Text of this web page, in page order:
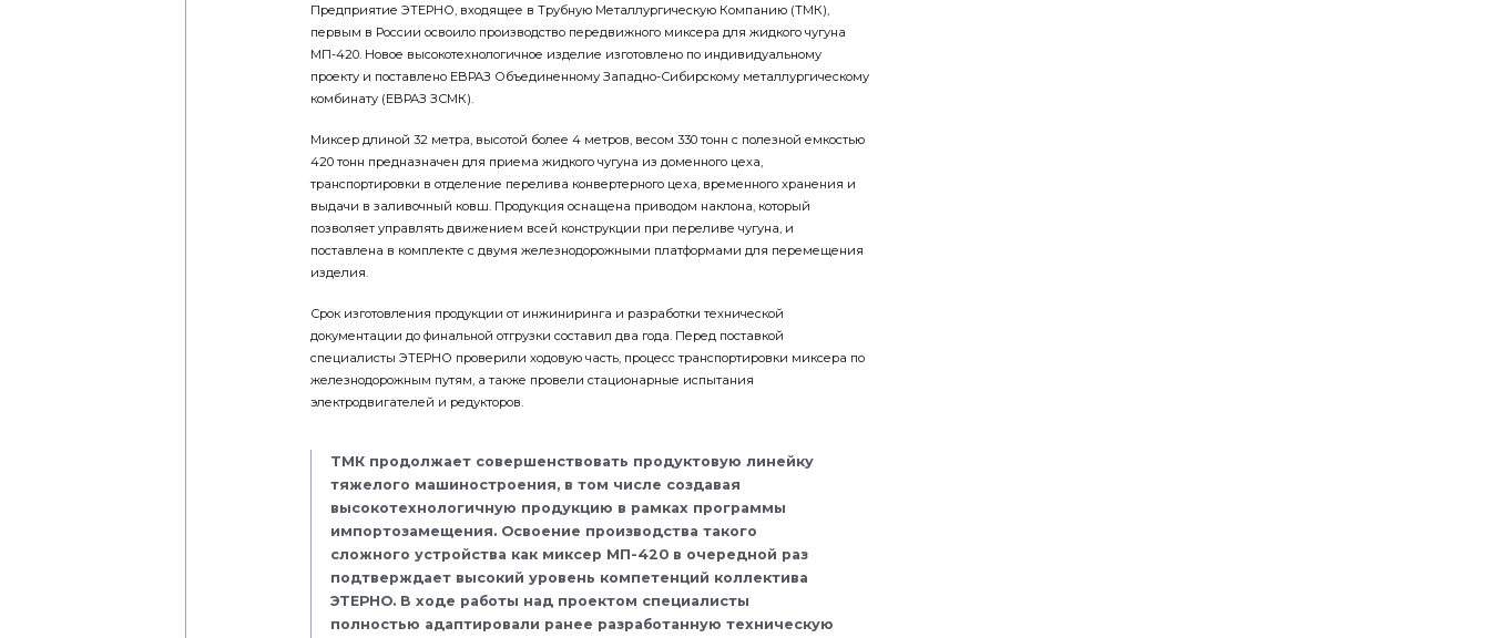
Предприятие ЭТЕРНО, входящее в Трубную Металлургическую Компанию (ТМК),
первым в России освоило производство передвижного миксера для жидкого чугуна
МП-420. Новое высокотехнологичное изделие изготовлено по индивидуальному
проекту и поставлено ЕВРАЗ Объединенному Западно-Сибирскому металлургическому
комбинату (ЕВРАЗ ЗСМК).
Миксер длиной 32 метра, высотой более 4 метров, весом 330 тонн с полезной емкостью
420 тонн предназначен для приема жидкого чугуна из доменного цеха,
транспортировки в отделение перелива конвертерного цеха, временного хранения и
выдачи в заливочный ковш. Продукция оснащена приводом наклона, который
позволяет управлять движением всей конструкции при переливе чугуна, и
поставлена в комплекте с двумя железнодорожными платформами для перемещения
изделия.
Срок изготовления продукции от инжиниринга и разработки технической
документации до финальной отгрузки составил два года. Перед поставкой
специалисты ЭТЕРНО проверили ходовую часть, процесс транспортировки миксера по
железнодорожным путям, а также провели стационарные испытания
электродвигателей и редукторов.
ТМК продолжает совершенствовать продуктовую линейку
тяжелого машиностроения, в том числе создавая
высокотехнологичную продукцию в рамках программы
импортозамещения. Освоение производства такого
сложного устройства как миксер МП-420 в очередной раз
подтверждает высокий уровень компетенций коллектива
ЭТЕРНО. В ходе работы над проектом специалисты
полностью адаптировали ранее разработанную техническую